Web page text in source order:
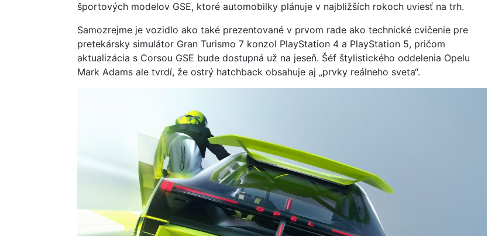
športových modelov GSE, ktoré automobilky plánuje v najbližších rokoch uviesť na trh.
Samozrejme je vozidlo ako také prezentované v prvom rade ako technické cvičenie pre
pretekársky simulátor Gran Turismo 7 konzol PlayStation 4 a PlayStation 5, pričom
aktualizácia s Corsou GSE bude dostupná už na jeseň. Šéf štylistického oddelenia Opelu
Mark Adams ale tvrdí, že ostrý hatchback obsahuje aj „prvky reálneho sveta“.